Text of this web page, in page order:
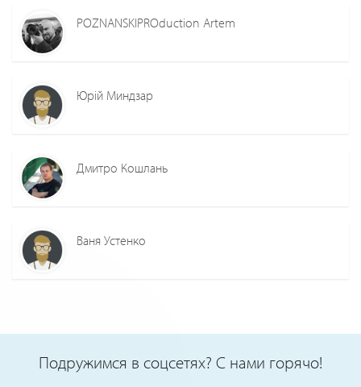
POZNANSKIPROduction Artem
Юрій Миндзар
Дмитро Кошлань
Ваня Устенко
Подружимся в соцсетях? С нами горячо!